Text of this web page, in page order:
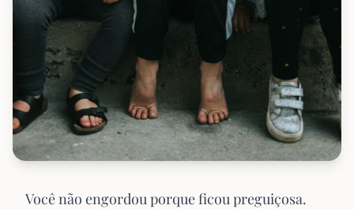
Você não engordou porque ficou preguiçosa.